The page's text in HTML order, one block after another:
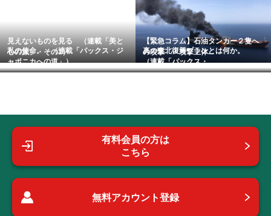
見えないものを見る （連載「美と
心の旅」・その1）
【緊急コラム】石油タンカー２隻へ
の攻撃 ～攻撃主体...
私の使命。 （連載「パックス・ジ
ャポニカへの道」）
真の東北復興プランとは何か。
（連載「パックス・...
有料会員の方は
こちら
無料アカウント登録